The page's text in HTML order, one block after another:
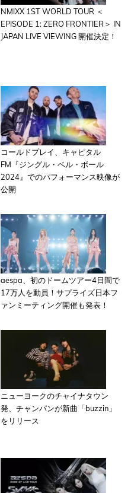
NMIXX 1ST WORLD TOUR ＜
EPISODE 1: ZERO FRONTIER＞ IN
JAPAN LIVE VIEWING 開催決定！
コールドプレイ、キャピタル
FM『ジングル・ベル・ボール
2024』でのパフォーマンス映像が
公開
aespa、初のドームツアー4日間で
17万人を動員！サプライズ日本フ
ァンミーティング開催も発表！
ニューヨークのチャイナタウン
発、チャンパンが新曲「buzzin」
をリリース